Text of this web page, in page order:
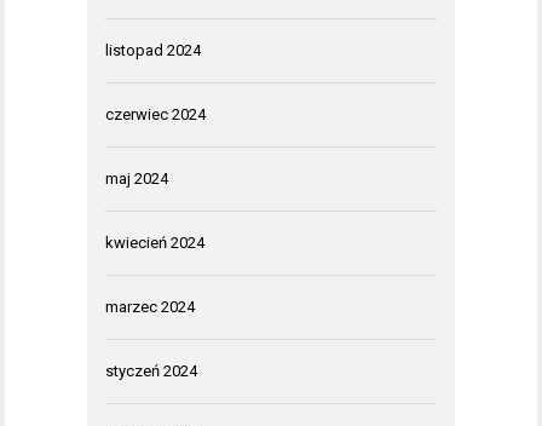
listopad 2024
czerwiec 2024
maj 2024
kwiecień 2024
marzec 2024
styczeń 2024